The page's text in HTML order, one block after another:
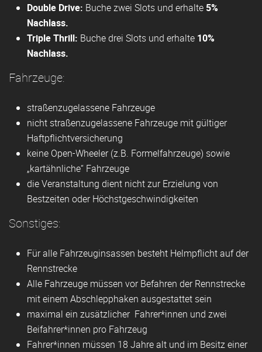
Double Drive: Buche zwei Slots und erhalte 5%
Nachlass.
Triple Thrill: Buche drei Slots und erhalte 10%
Nachlass.
Fahrzeuge:
straßenzugelassene Fahrzeuge
nicht straßenzugelassene Fahrzeuge mit gültiger
Haftpflichtversicherung
keine Open-Wheeler (z.B. Formelfahrzeuge) sowie
„kartähnliche“ Fahrzeuge
die Veranstaltung dient nicht zur Erzielung von
Bestzeiten oder Höchstgeschwindigkeiten
Sonstiges:
Für alle Fahrzeuginsassen besteht Helmpflicht auf der
Rennstrecke
Alle Fahrzeuge müssen vor Befahren der Rennstrecke
mit einem Abschlepphaken ausgestattet sein
maximal ein zusätzlicher Fahrer*innen und zwei
Beifahrer*innen pro Fahrzeug
Fahrer*innen müssen 18 Jahre alt und im Besitz einer